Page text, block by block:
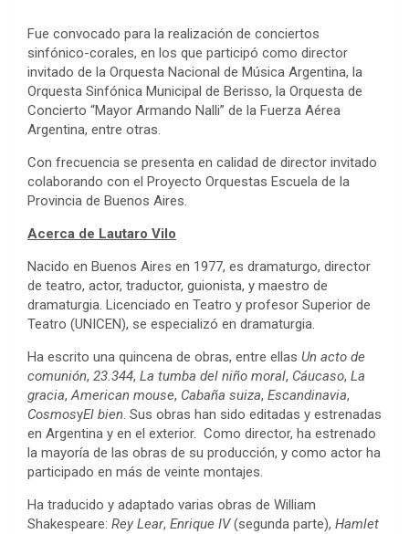
Fue convocado para la realización de conciertos
sinfónico-corales, en los que participó como director
invitado de la Orquesta Nacional de Música Argentina, la
Orquesta Sinfónica Municipal de Berisso, la Orquesta de
Concierto “Mayor Armando Nalli” de la Fuerza Aérea
Argentina, entre otras.
Con frecuencia se presenta en calidad de director invitado
colaborando con el Proyecto Orquestas Escuela de la
Provincia de Buenos Aires.
Acerca de Lautaro Vilo
Nacido en Buenos Aires en 1977, es dramaturgo, director
de teatro, actor, traductor, guionista, y maestro de
dramaturgia. Licenciado en Teatro y profesor Superior de
Teatro (UNICEN), se especializó en dramaturgia.
Ha escrito una quincena de obras, entre ellas Un acto de
comunión, 23.344, La tumba del niño moral, Cáucaso, La
gracia,American mouse, Cabaña suiza, Escandinavia,
CosmosyEl bien. Sus obras han sido editadas y estrenadas
en Argentina y en el exterior. Como director, ha estrenado
la mayoría de las obras de su producción, y como actor ha
participado en más de veinte montajes.
Ha traducido y adaptado varias obras de William
Shakespeare: Rey Lear, Enrique IV(segunda parte), Hamlet